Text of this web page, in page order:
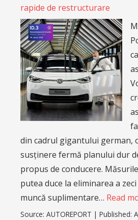
rapide de restructurare
din cadrul gigantului german,
susținere fermă planului dur
propus de conducere.
putea duce la eliminarea a
muncă suplimentare… Read
Source: AUTOREPORT | Published: